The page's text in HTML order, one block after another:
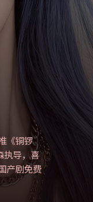
《铜锣
执导，喜
产剧免费